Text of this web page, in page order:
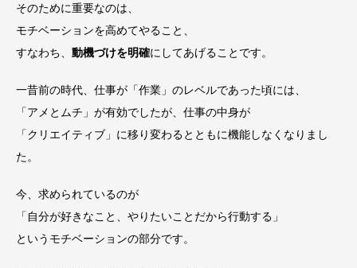
そのために重要なのは、
モチベーションを高めてやること、
すなわち、 動機づけを明確にしてあげることです。
一昔前の時代、仕事が「作業」のレベルであった頃には、
「アメとムチ」が有効でしたが、仕事の中身が
「クリエイティブ」に移り変わるとともに機能しなくなりまし
た。
今、求められているのが
「自分が好きなこと、やりたいことだから行動する」
というモチベーションの部分です。